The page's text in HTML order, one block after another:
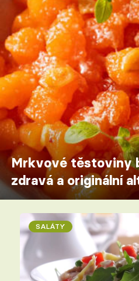
Mrkvové těstoviny
zdravá a originální
SALÁTY